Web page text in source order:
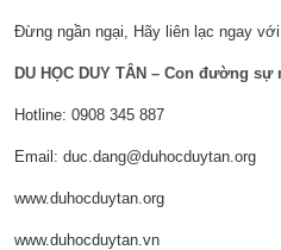
Đừng ngần ngại, Hãy liên lạc ngay
DU HỌC DUY TÂN – Con đường sự
Hotline: 0908 345 887
Email: duc.dang@duhocduytan.org
www.duhocduytan.org
www.duhocduytan.vn